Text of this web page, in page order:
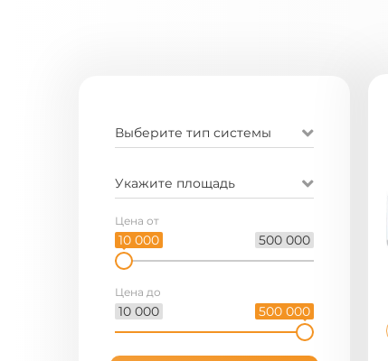
Выберите тип системы
Укажите площадь
Цена от
500 000
10 000
Цена до
10 000 500 000